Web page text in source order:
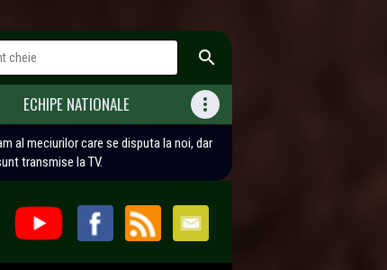

ECHIPE NATIONALE 
al meciurilor care se disputa la noi, dar
transmise la TV.